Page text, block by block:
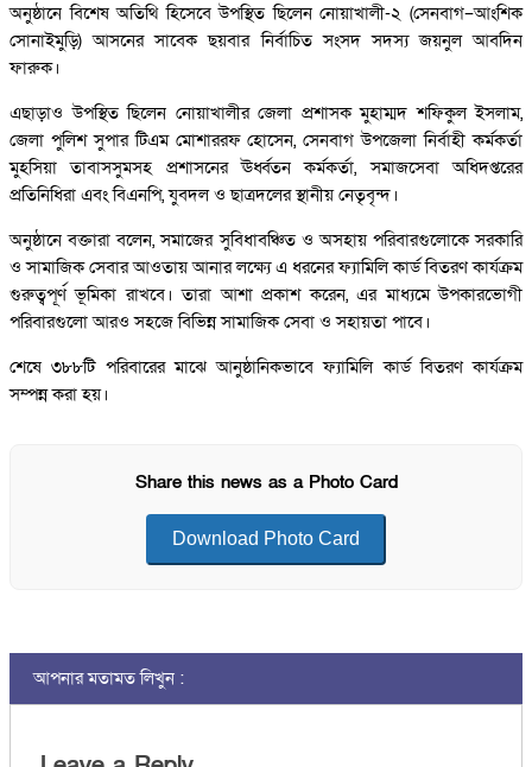
অনুষ্ঠানে বিশেষ অতিথি হিসেবে উপস্থিত ছিলেন নোয়াখালী-২ (সেনবাগ–আংশিক
সোনাইমুড়ি) আসনের সাবেক ছয়বার নির্বাচিত সংসদ সদস্য জয়নুল আবদিন
ফারুক।
এছাড়াও উপস্থিত ছিলেন নোয়াখালীর জেলা প্রশাসক মুহাম্মদ শফিকুল ইসলাম,
জেলা পুলিশ সুপার টিএম মোশাররফ হোসেন, সেনবাগ উপজেলা নির্বাহী কর্মকর্তা
মুহসিয়া তাবাসসুমসহ প্রশাসনের ঊর্ধ্বতন কর্মকর্তা, সমাজসেবা অধিদপ্তরের
প্রতিনিধিরা এবং বিএনপি, যুবদল ও ছাত্রদলের স্থানীয় নেতৃবৃন্দ।
অনুষ্ঠানে বক্তারা বলেন, সমাজের সুবিধাবঞ্চিত ও অসহায় পরিবারগুলোকে সরকারি
ও সামাজিক সেবার আওতায় আনার লক্ষ্যে এ ধরনের ফ্যামিলি কার্ড বিতরণ কার্যক্রম
গুরুত্বপূর্ণ ভূমিকা রাখবে। তারা আশা প্রকাশ করেন, এর মাধ্যমে উপকারভোগী
পরিবারগুলো আরও সহজে বিভিন্ন সামাজিক সেবা ও সহায়তা পাবে।
শেষে ৩৮৮টি পরিবারের মাঝে আনুষ্ঠানিকভাবে ফ্যামিলি কার্ড বিতরণ কার্যক্রম
সম্পন্ন করা হয়।
Share this news as a Photo Card
Download Photo Card
আপনার মতামত লিখুন :